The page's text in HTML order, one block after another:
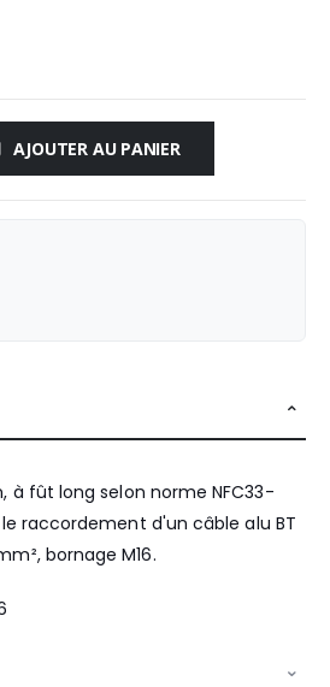
AJOUTER AU PANIER
à fût long selon norme NFC33-
le raccordement d'un câble alu BT
bornage M16.